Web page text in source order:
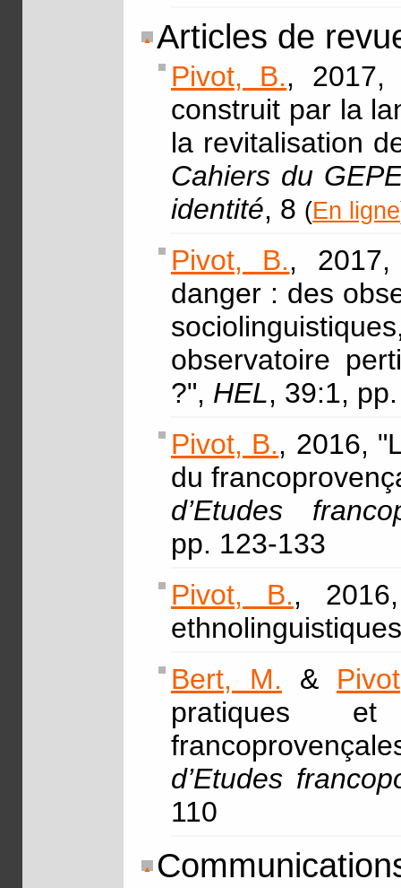
Articles de
Pivot, B., 2017,
construit par la
la revitalisation
Cahiers du
identité, 8 (En ligne
Pivot, B.,
danger : des
observatoire
?", HEL, 39:1,
Pivot, B., 2016,
du
d’Etudes
pp. 123-133
Pivot, B.,
Bert, M. &
pratiques
d’Etudes
110